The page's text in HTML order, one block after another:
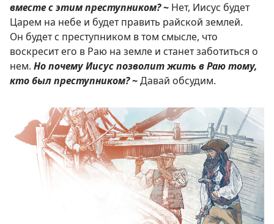
вместе с этим преступником?~ Нет, Иисус будет
Царем на небе и будет править райской землей.
Он будет с преступником в том смысле, что
воскресит его в Раю на земле и станет заботиться о
нем. Но почему Иисуспозволит жить в Раю тому,
кто был преступником?~Давай обсудим.